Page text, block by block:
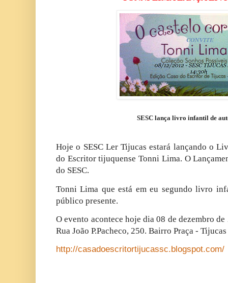
SESC lança livro infantil de
Hoje o SESC Ler Tijucas estará lançando o
do Escritor tijuquense Tonni Lima. O
do SESC.
Tonni Lima que está em eu segundo livro
público presente.
O evento acontece hoje dia 08 de dezembro
Rua João P.Pacheco, 250. Bairro Praça - Tijucas
http://casadoescritortijucassc.blogspot.com/